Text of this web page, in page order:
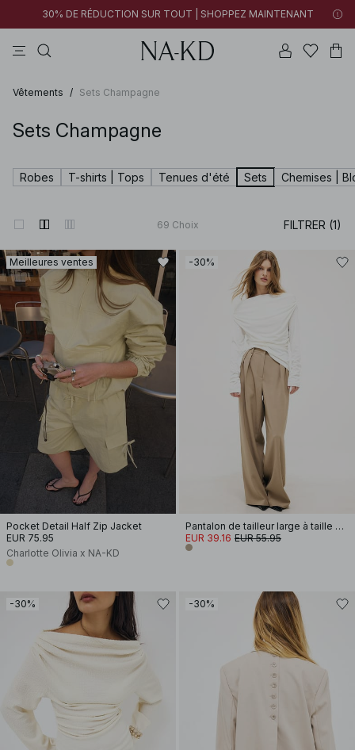
30% DE RÉDUCTION SUR TOUT | SHOPPEZ MAINTENANT
Vêtements / Sets Champagne
Sets Champagne
Robes T-shirts | Tops Tenues d'été Sets Chemises |
69 Choix FILTRER (1)
Meilleures ventes
Pocket Detail Half Zip Jacket
EUR 75.95
Charlotte Olivia x NA-KD
-30%
Pantalon de tailleur large à taille haute
EUR 39.16 EUR 55.95
-30% -30%